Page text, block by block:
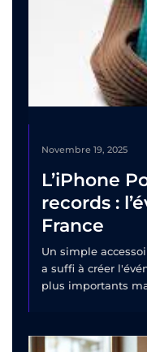
Novembre 19, 2025
L’iPhone
records :
France
Un simple
a suffi à créer
plus importants